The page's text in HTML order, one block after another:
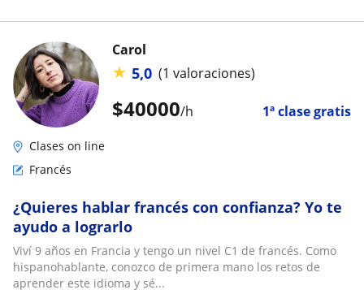
$40000/h 1ª clase gratis
Carol
★ 5,0 (1 valoraciones)
Clases on line
Francés
¿Quieres hablar francés con confianza? Yo te
ayudo a lograrlo
Viví 9 años en Francia y tengo un nivel C1 de francés. Como
hispanohablante, conozco de primera mano los retos de
aprender este idioma y sé...